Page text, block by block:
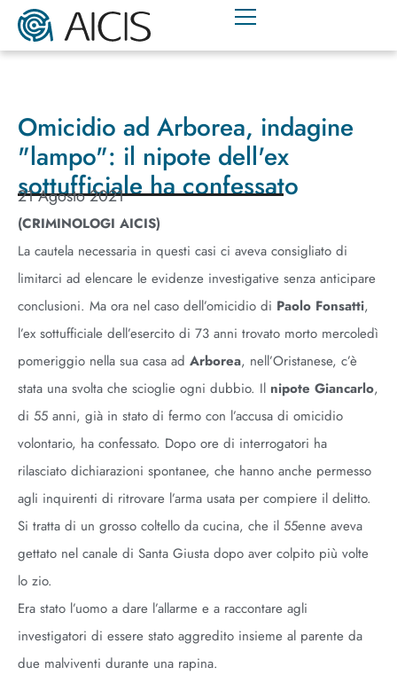
Omicidio ad Arborea, indagine
"lampo": il nipote dell'ex
sottufficiale ha confessato
21 Agosto 2021
(CRIMINOLOGI AICIS)
La cautela necessaria in questi casi ci aveva consigliato di
limitarci ad elencare le evidenze investigative senza anticipare
conclusioni. Ma ora nel caso dell’omicidio di Paolo Fonsatti,
l’ex sottufficiale dell’esercito di 73 anni trovato morto mercoledì
pomeriggio nella sua casa ad Arborea, nell’Oristanese, c’è
stata una svolta che scioglie ogni dubbio. Il nipote Giancarlo,
di 55 anni, già in stato di fermo con l’accusa di omicidio
volontario, ha confessato. Dopo ore di interrogatori ha
rilasciato dichiarazioni spontanee, che hanno anche permesso
agli inquirenti di ritrovare l’arma usata per compiere il delitto.
Si tratta di un grosso coltello da cucina, che il 55enne aveva
gettato nel canale di Santa Giusta dopo aver colpito più volte
lo zio.
Era stato l’uomo a dare l’allarme e a raccontare agli
investigatori di essere stato aggredito insieme al parente da
due malviventi durante una rapina.